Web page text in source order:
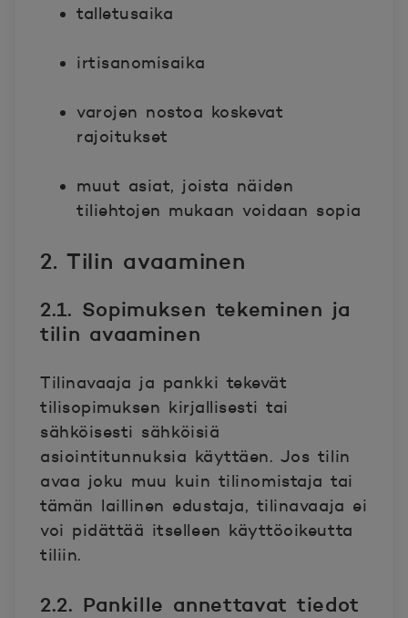
talletusaika
irtisanomisaika
varojen nostoa koskevat
rajoitukset
muut asiat, joista näiden
tiliehtojen mukaan voidaan sopia
2. Tilin avaaminen
2.1. Sopimuksen tekeminen ja
tilin avaaminen
Tilinavaaja ja pankki tekevät
tilisopimuksen kirjallisesti tai
sähköisesti sähköisiä
asiointitunnuksia käyttäen. Jos tilin
avaa joku muu kuin tilinomistaja tai
tämän laillinen edustaja, tilinavaaja ei
voi pidättää itselleen käyttöoikeutta
tiliin.
2.2. Pankille annettavat tiedot